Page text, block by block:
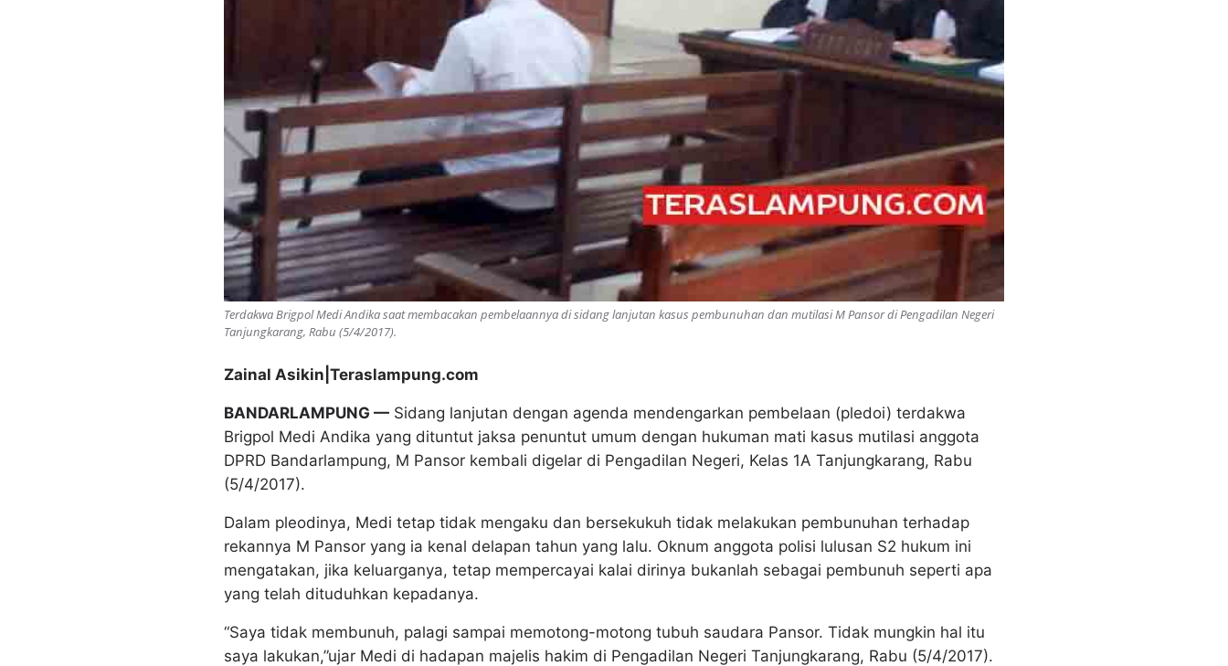
Terdakwa Brigpol Medi Andika saat membacakan pembelaannya di sidang lanjutan kasus pembunuhan dan mutilasi M Pansor di Pengadilan Negeri
Tanjungkarang, Rabu (5/4/2017).
Zainal Asikin|Teraslampung.com
BANDARLAMPUNG — Sidang lanjutan dengan agenda mendengarkan pembelaan (pledoi) terdakwa
Brigpol Medi Andika yang dituntut jaksa penuntut umum dengan hukuman mati kasus mutilasi anggota
DPRD Bandarlampung, M Pansor kembali digelar di Pengadilan Negeri, Kelas 1A Tanjungkarang, Rabu
(5/4/2017).
Dalam pleodinya, Medi tetap tidak mengaku dan bersekukuh tidak melakukan pembunuhan terhadap
rekannya M Pansor yang ia kenal delapan tahun yang lalu. Oknum anggota polisi lulusan S2 hukum ini
mengatakan, jika keluarganya, tetap mempercayai kalai dirinya bukanlah sebagai pembunuh seperti apa
yang telah dituduhkan kepadanya.
“Saya tidak membunuh, palagi sampai memotong-motong tubuh saudara Pansor. Tidak mungkin hal itu
saya lakukan,”ujar Medi di hadapan majelis hakim di Pengadilan Negeri Tanjungkarang, Rabu (5/4/2017).